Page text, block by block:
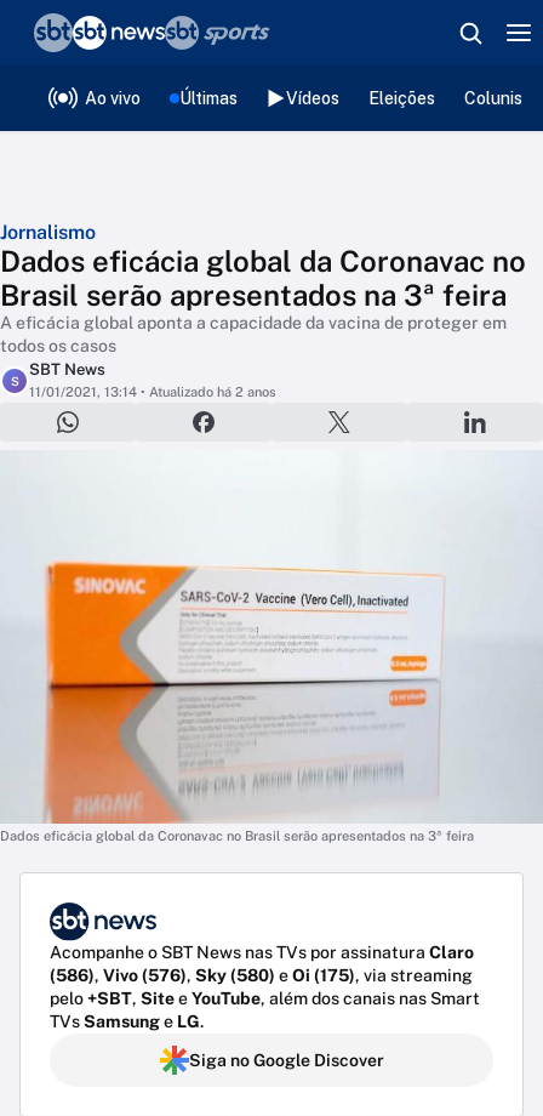
Ao vivo Últimas Vídeos Eleições
Jornalismo
Dados eficácia global da Coronavac no
Brasil serão apresentados na 3ª feira
A eficácia global aponta a capacidade da vacina de proteger em
todos os casos
S
SBT News
11/01/2021, 13:14 • Atualizado há 2 anos
Dados eficácia global da Coronavac no Brasil serão apresentados na 3ª feira
Acompanhe o SBT News nas TVs por assinatura Claro
(586), Vivo (576), Sky (580) eOi (175), via streaming
pelo+SBT, SiteeYouTube, além dos canais nas Smart
TVsSamsunge LG.
Siga no Google Discover
❮voltar
Editorias